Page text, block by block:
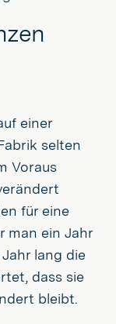
einer
selten
Voraus
für eine
man ein Jahr
lang die
dass sie
bleibt.